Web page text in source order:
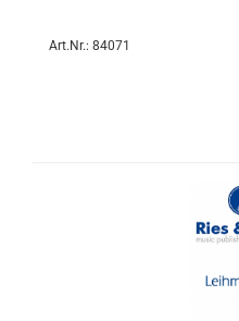
Art.Nr.: 84071